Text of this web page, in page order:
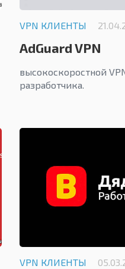
VPN КЛИЕНТЫ
AdGuard VPN
высокоскоростной
разработчика.
VPN КЛИЕНТЫ